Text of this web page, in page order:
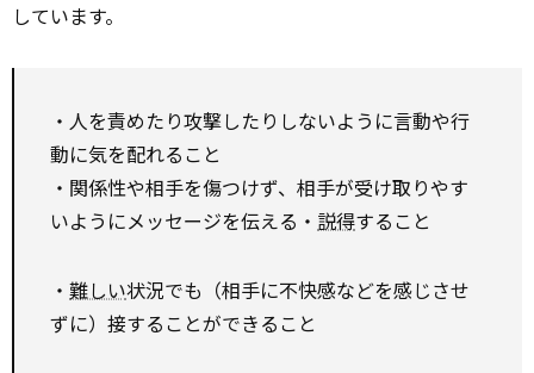
しています。
・人を責めたり攻撃したりしないように言動や行
動に気を配れること
・関係性や相手を傷つけず、相手が受け取りやす
いようにメッセージを伝える・ 説得すること
・ 難しい状況でも（相手に不快感などを感じさせ
ずに）接することができること